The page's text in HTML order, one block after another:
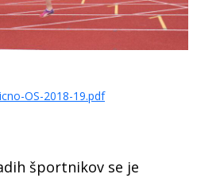
OS-2018-19.pdf
športnikov se je